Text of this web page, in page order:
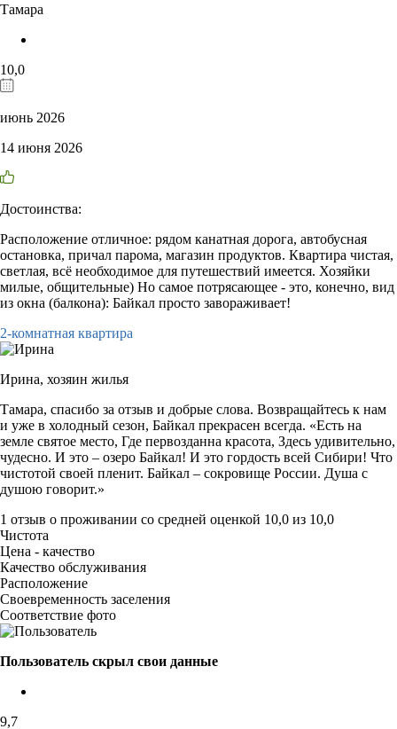
Тамара
10,0
июнь 2026
14 июня 2026
Достоинства:
Расположение отличное: рядом канатная дорога, автобусная
остановка, причал парома, магазин продуктов. Квартира чистая,
светлая, всё необходимое для путешествий имеется. Хозяйки
милые, общительные) Но самое потрясающее - это, конечно, вид
из окна (балкона): Байкал просто завораживает!
2-комнатная квартира
Ирина, хозяин жилья
Тамара, спасибо за отзыв и добрые слова. Возвращайтесь к нам
и уже в холодный сезон, Байкал прекрасен всегда. «Есть на
земле святое место, Где первозданна красота, Здесь удивительно,
чудесно. И это – озеро Байкал! И это гордость всей Сибири! Что
чистотой своей пленит. Байкал – сокровище России. Душа с
душою говорит.»
1 отзыв о проживании со средней оценкой 10,0 из 10,0
Чистота
Цена - качество
Качество обслуживания
Расположение
Своевременность заселения
Соответствие фото
Пользователь скрыл свои данные
9,7